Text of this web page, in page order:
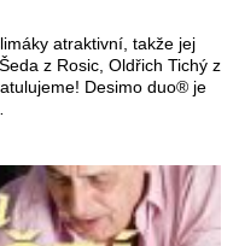
atraktivní, takže jej
z Rosic, Oldřich Tichý z
Desimo duo® je